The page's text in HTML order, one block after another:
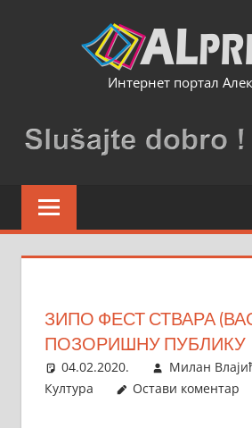
Интернет портал
ЗИПО ФЕСТ СТВАРА
ПОЗОРИШНУ ПУБЛИКУ
04.02.2020.
Милан
Култура
Остави коментар